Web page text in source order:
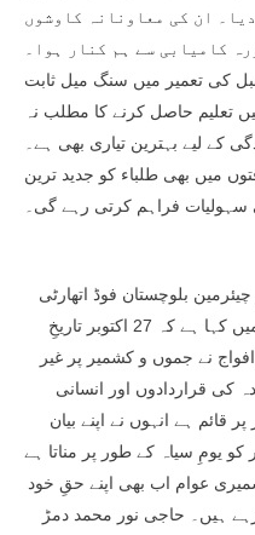
ان کی معاونانہ کاوشوں
کامیابی سے ہم کنار ہوا۔
کی تعمیر میں سنگ میل ثابت
تعلیم حاصل کرنے کا مطلب نہ
کے لیے بہترین تیاری بھی ہے۔
میں بھی طلباء کو جدید ترین
سہولیات فراہم کرتی رہے گی۔
و چیئرمین بلوچستان فوڈ اتھارٹی
حاجی نور محمد دمڑ نے اپنے ایک بیان میں کہا ہے کہ 27 اکتوبر تاریخِ
نے جموں و کشمیر پر غیر
کی قراردادوں اور انسانی
ہے انہوں نے اپنے بیان
پاکستان ہر سال 27 اکتوبر کو یومِ سیاہ کے طور پر مناتا ہے
عوام اب بھی اپنے حقِ خود
ہیں۔ حاجی نور محمد دمڑ